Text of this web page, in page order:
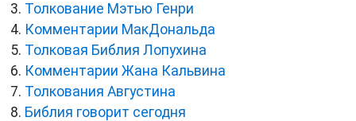
Толкование Мэтью Генри
Комментарии МакДональда
Толковая Библия Лопухина
Комментарии Жана Кальвина
Толкования Августина
Библия говорит сегодня